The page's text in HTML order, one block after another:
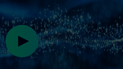
Play